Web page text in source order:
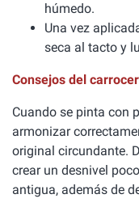
húmedo.
Una vez
seca al tacto y
Consejos del
Cuando se pinta con
armonizar
original circundante.
crear un desnivel
antigua, además de